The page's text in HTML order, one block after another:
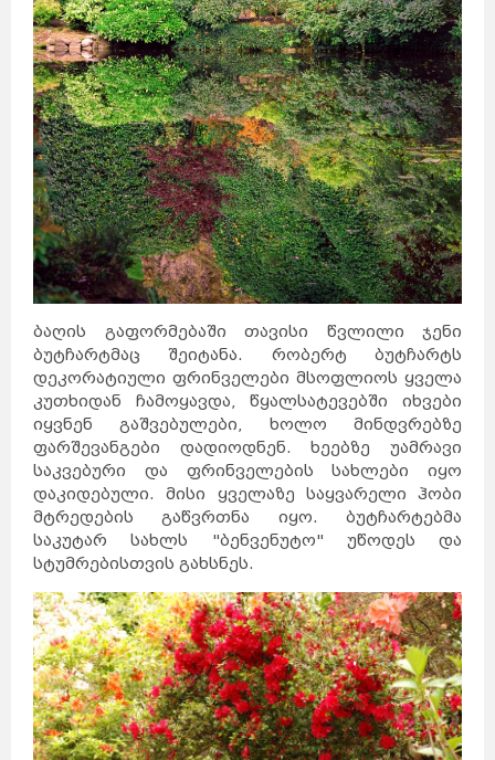
ბაღის გაფორმებაში თავისი წვლილი ჯენი
ბუტჩარტმაც შეიტანა. რობერტ ბუტჩარტს
დეკორატიული ფრინველები მსოფლიოს ყველა
კუთხიდან ჩამოყავდა, წყალსატევებში იხვები
იყვნენ გაშვებულები, ხოლო მინდვრებზე
ფარშევანგები დადიოდნენ. ხეებზე უამრავი
საკვებური და ფრინველების სახლები იყო
დაკიდებული. მისი ყველაზე საყვარელი ჰობი
მტრედების გაწვრთნა იყო. ბუტჩარტებმა
საკუტარ სახლს "ბენვენუტო" უწოდეს და
სტუმრებისთვის გახსნეს.